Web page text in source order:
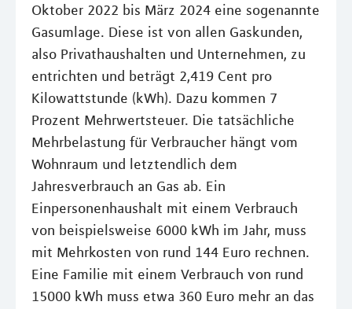
Oktober 2022 bis März 2024 eine sogenannte
Gasumlage. Diese ist von allen Gaskunden,
also Privathaushalten und Unternehmen, zu
entrichten und beträgt 2,419 Cent pro
Kilowattstunde (kWh). Dazu kommen 7
Prozent Mehrwertsteuer. Die tatsächliche
Mehrbelastung für Verbraucher hängt vom
Wohnraum und letztendlich dem
Jahresverbrauch an Gas ab. Ein
Einpersonenhaushalt mit einem Verbrauch
von beispielsweise 6000 kWh im Jahr, muss
mit Mehrkosten von rund 144 Euro rechnen.
Eine Familie mit einem Verbrauch von rund
15000 kWh muss etwa 360 Euro mehr an das